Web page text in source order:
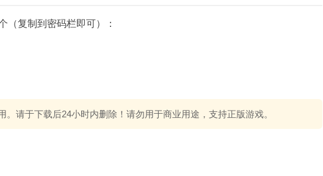
（复制到密码栏即可）：
请于下载后24小时内删除！请勿用于商业用途，支持正版游戏。